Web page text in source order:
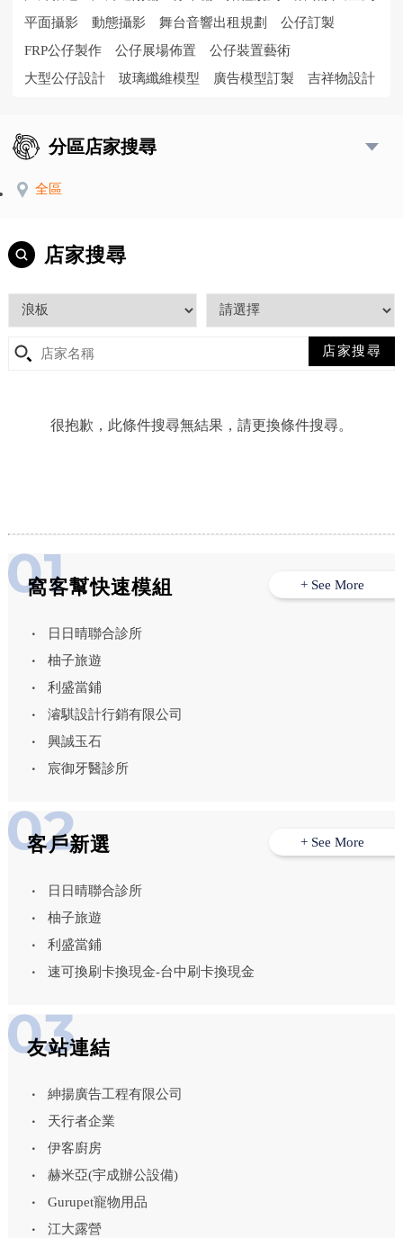
平面攝影
動態攝影 舞台音響出租規劃
公仔訂製
FRP公仔製作
公仔展場佈置
公仔裝置藝術
大型公仔設計
玻璃纖維模型 廣告模型訂製 吉祥物設計
分區店家搜尋
全區
店家搜尋
很抱歉，此條件搜尋無結果，請更換條件搜尋。
窩客幫快速模組
日日晴聯合診所
柚子旅遊
利盛當鋪
濬騏設計行銷有限公司
興誠玉石
宸御牙醫診所
+ See More
客戶新選
日日晴聯合診所
柚子旅遊
利盛當鋪
速可換刷卡換現金-台中刷卡換現金
+ See More
友站連結
紳揚廣告工程有限公司
天行者企業
伊客廚房
赫米亞(宇成辦公設備)
Gurupet寵物用品
江大露營